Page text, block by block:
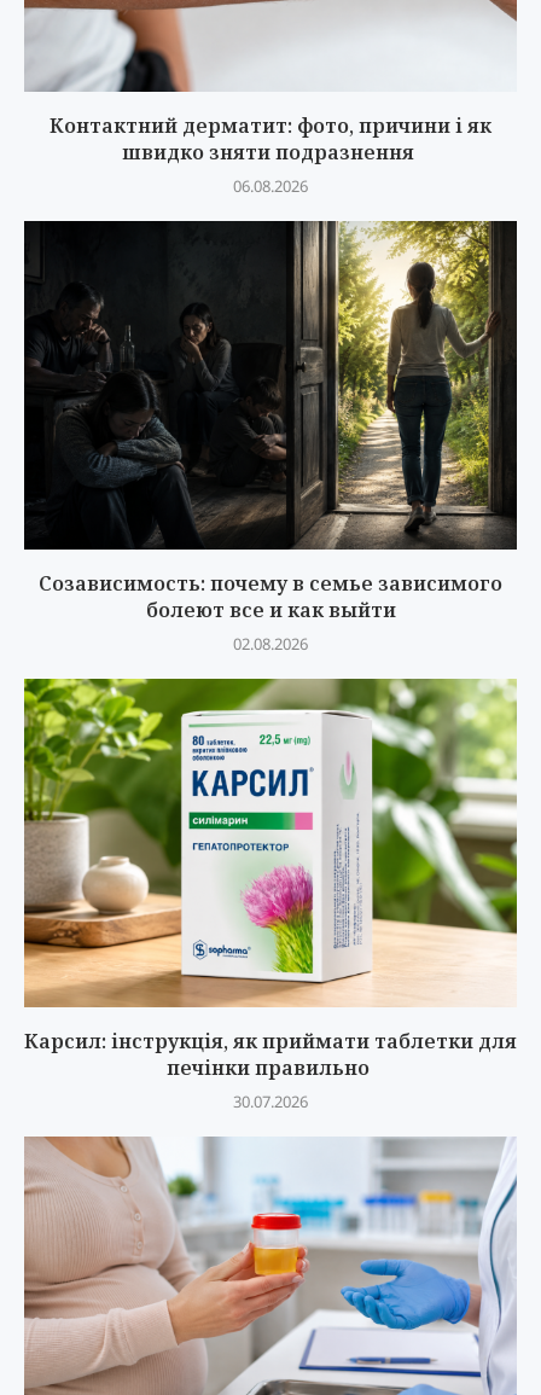
Контактний дерматит: фото, причини і як
швидко зняти подразнення
06.08.2026
Созависимость: почему в семье зависимого
болеют все и как выйти
02.08.2026
Карсил: інструкція, як приймати таблетки для
печінки правильно
30.07.2026